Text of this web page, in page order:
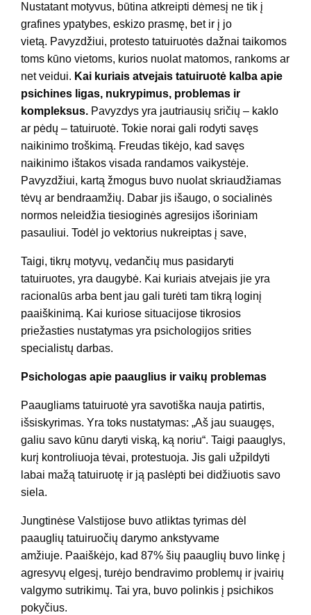
Nustatant motyvus, būtina atkreipti dėmesį ne tik į
grafines ypatybes, eskizo prasmę, bet ir į jo
vietą. Pavyzdžiui, protesto tatuiruotės dažnai taikomos
toms kūno vietoms, kurios nuolat matomos, rankoms ar
net veidui. Kai kuriais atvejais tatuiruotė kalba apie
psichines ligas, nukrypimus, problemas ir
kompleksus. Pavyzdys yra jautriausių sričių – kaklo
ar pėdų – tatuiruotė. Tokie norai gali rodyti savęs
naikinimo troškimą. Freudas tikėjo, kad savęs
naikinimo ištakos visada randamos vaikystėje.
Pavyzdžiui, kartą žmogus buvo nuolat skriaudžiamas
tėvų ar bendraamžių. Dabar jis išaugo, o socialinės
normos neleidžia tiesioginės agresijos išoriniam
pasauliui. Todėl jo vektorius nukreiptas į save,
Taigi, tikrų motyvų, vedančių mus pasidaryti
tatuiruotes, yra daugybė. Kai kuriais atvejais jie yra
racionalūs arba bent jau gali turėti tam tikrą loginį
paaiškinimą. Kai kuriose situacijose tikrosios
priežasties nustatymas yra psichologijos srities
specialistų darbas.
Psichologas apie paauglius ir vaikų problemas
Paaugliams tatuiruotė yra savotiška nauja patirtis,
išsiskyrimas. Yra toks nustatymas: „Aš jau suaugęs,
galiu savo kūnu daryti viską, ką noriu“. Taigi paauglys,
kurį kontroliuoja tėvai, protestuoja. Jis gali užpildyti
labai mažą tatuiruotę ir ją paslėpti bei didžiuotis savo
siela.
Jungtinėse Valstijose buvo atliktas tyrimas dėl
paauglių tatuiruočių darymo ankstyvame
amžiuje. Paaiškėjo, kad 87% šių paauglių buvo linkę į
agresyvų elgesį, turėjo bendravimo problemų ir įvairių
valgymo sutrikimų. Tai yra, buvo polinkis į psichikos
pokyčius.